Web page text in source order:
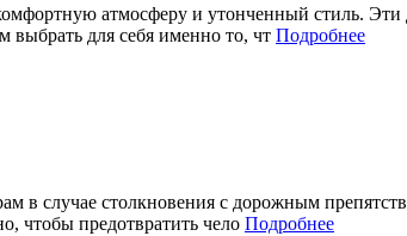
атмосферу и утонченный стиль. Эти
выбрать для себя именно то, чт Подробнее
в случае столкновения с дорожным
чтобы предотвратить чело Подробнее